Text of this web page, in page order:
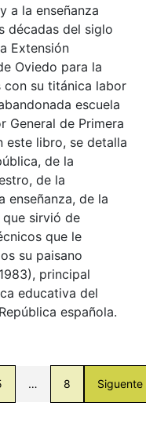
a la enseñanza
décadas del siglo
Extensión
Oviedo para la
su titánica labor
escuela
General de Primera
este libro, se detalla
de la
de la
enseñanza, de la
sirvió de
que le
su paisano
principal
educativa del
española.
… 8 Siguente